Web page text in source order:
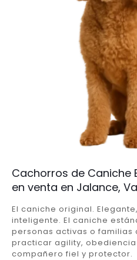
Cachorros de Caniche
en venta en Jalance,
El caniche original.
inteligente. El caniche
personas activas o familias
practicar agility,
compañero fiel y protector.